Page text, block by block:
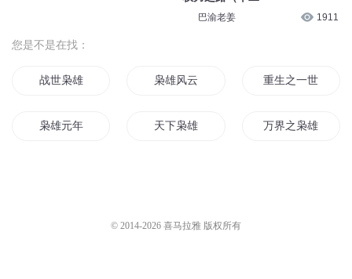
巴渝老姜 1911
您是不是在找：
战世枭雄 枭雄风云 重生之一世枭雄
枭雄元年 天下枭雄 万界之枭雄
© 2014-2026 喜马拉雅 版权所有